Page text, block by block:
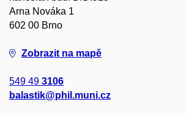
Arna Nováka 1
602 00 Brno
Zobrazit na mapě
549 49 3106
balastik@phil.muni.cz